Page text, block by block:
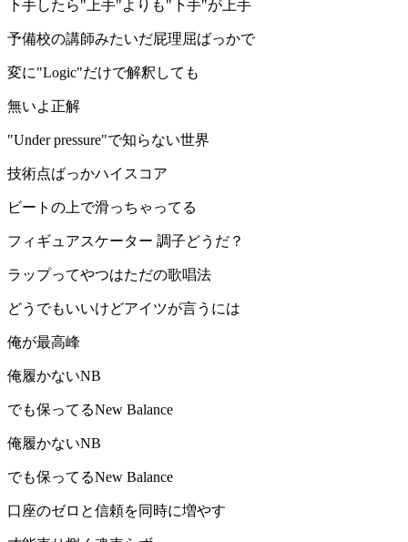
下手したら"上手"よりも"下手"が上手
予備校の講師みたいだ屁理屈ばっかで
変に"Logic"だけで解釈しても
無いよ正解
"Under pressure"で知らない世界
技術点ばっかハイスコア
ビートの上で滑っちゃってる
フィギュアスケーター 調子どうだ？
ラップってやつはただの歌唱法
どうでもいいけどアイツが言うには
俺が最高峰
俺履かないNB
でも保ってるNew Balance
俺履かないNB
でも保ってるNew Balance
口座のゼロと信頼を同時に増やす